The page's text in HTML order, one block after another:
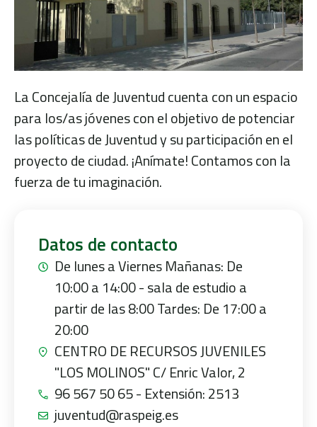
La Concejalía de Juventud cuenta con un espacio
para los/as jóvenes con el objetivo de potenciar
las políticas de Juventud y su participación en el
proyecto de ciudad. ¡Anímate! Contamos con la
fuerza de tu imaginación.
Datos de contacto
De lunes a Viernes Mañanas: De
10:00 a 14:00 - sala de estudio a
partir de las 8:00 Tardes: De 17:00 a
20:00
CENTRO DE RECURSOS JUVENILES
"LOS MOLINOS" C/ Enric Valor, 2
96 567 50 65 - Extensión: 2513
juventud@raspeig.es